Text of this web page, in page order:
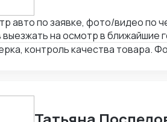
авто по заявке, фото/видео по
выезжать на осмотр в ближайшие